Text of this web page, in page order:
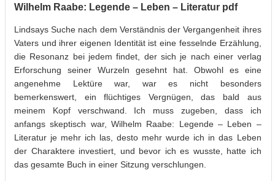
Wilhelm Raabe: Legende – Leben – Literatur pdf
Lindsays Suche nach dem Verständnis der Vergangenheit ihres
Vaters und ihrer eigenen Identität ist eine fesselnde Erzählung,
die Resonanz bei jedem findet, der sich je nach einer verlag
Erforschung seiner Wurzeln gesehnt hat. Obwohl es eine
angenehme Lektüre war, war es nicht besonders
bemerkenswert, ein flüchtiges Vergnügen, das bald aus
meinem Kopf verschwand. Ich muss zugeben, dass ich
anfangs skeptisch war, Wilhelm Raabe: Legende – Leben –
Literatur je mehr ich las, desto mehr wurde ich in das Leben
der Charaktere investiert, und bevor ich es wusste, hatte ich
das gesamte Buch in einer Sitzung verschlungen.